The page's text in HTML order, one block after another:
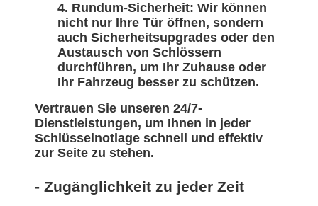
Rundum-Sicherheit: Wir können
nicht nur Ihre Tür öffnen, sondern
auch Sicherheitsupgrades oder den
Austausch von Schlössern
durchführen, um Ihr Zuhause oder
Ihr Fahrzeug besser zu schützen.
Vertrauen Sie unseren 24/7-
Dienstleistungen, um Ihnen in jeder
Schlüsselnotlage schnell und effektiv
zur Seite zu stehen.
- Zugänglichkeit zu jeder Zeit